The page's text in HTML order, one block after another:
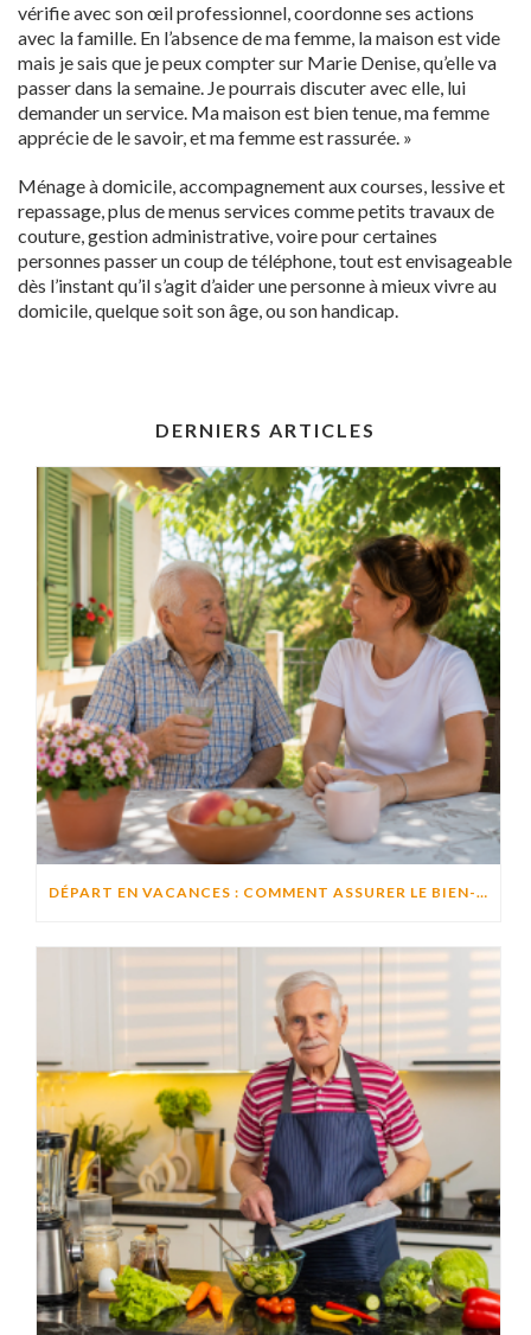
vérifie avec son œil professionnel, coordonne ses actions
avec la famille. En l’absence de ma femme, la maison est vide
mais je sais que je peux compter sur Marie Denise, qu’elle va
passer dans la semaine. Je pourrais discuter avec elle, lui
demander un service. Ma maison est bien tenue, ma femme
apprécie de le savoir, et ma femme est rassurée. »
Ménage à domicile, accompagnement aux courses, lessive et
repassage, plus de menus services comme petits travaux de
couture, gestion administrative, voire pour certaines
personnes passer un coup de téléphone, tout est envisageable
dès l’instant qu’il s’agit d’aider une personne à mieux vivre au
domicile, quelque soit son âge, ou son handicap.
DERNIERS ARTICLES
DÉPART EN VACANCES : COMMENT ASSURER LE BIEN-ÊTRE D’UN PROCHE RESTÉ À DOMICILE ?